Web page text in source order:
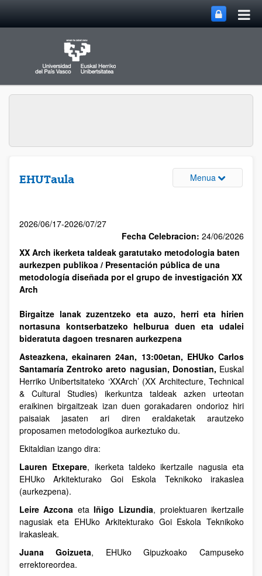
EHUTaula Menua
2026/06/17-2026/07/27
Fecha Celebracion: 24/06/2026
XX Arch ikerketa taldeak garatutako metodologia baten
aurkezpen publikoa / Presentación pública de una
metodología diseñada por el grupo de investigación XX
Arch
Birgaitze lanak zuzentzeko eta auzo, herri eta hirien
nortasuna kontserbatzeko helburua duen eta udalei
bideratuta dagoen tresnaren aurkezpena
Asteazkena, ekainaren 24an, 13:00etan, EHUko Carlos
Santamaría Zentroko areto nagusian, Donostian, Euskal
Herriko Unibertsitateko ‘XXArch’ (XX Architecture, Technical
& Cultural Studies) ikerkuntza taldeak azken urteotan
eraikinen birgaitzeak izan duen gorakadaren ondorioz hiri
paisaiak jasaten ari diren eraldaketak arautzeko
proposamen metodologikoa aurkeztuko du.
Ekitaldian izango dira:
Lauren Etxepare, ikerketa taldeko ikertzaile nagusia eta
EHUko Arkitekturako Goi Eskola Teknikoko irakaslea
(aurkezpena).
Leire Azcona etaIñigo Lizundia, proiektuaren ikertzaile
nagusiak eta EHUko Arkitekturako Goi Eskola Teknikoko
irakasleak.
Juana Goizueta, EHUko Gipuzkoako Campuseko
errektoreordea.